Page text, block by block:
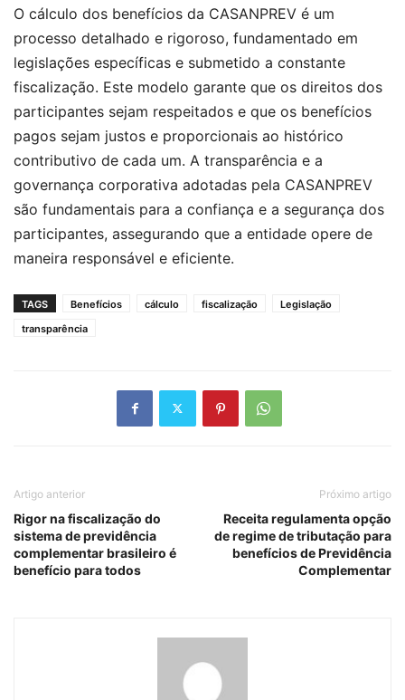
O cálculo dos benefícios da CASANPREV é um
processo detalhado e rigoroso, fundamentado em
legislações específicas e submetido a constante
fiscalização. Este modelo garante que os direitos dos
participantes sejam respeitados e que os benefícios
pagos sejam justos e proporcionais ao histórico
contributivo de cada um. A transparência e a
governança corporativa adotadas pela CASANPREV
são fundamentais para a confiança e a segurança dos
participantes, assegurando que a entidade opere de
maneira responsável e eficiente.
TAGS Benefícios cálculo fiscalização
Legislação
transparência
Artigo anterior
Rigor na fiscalização do
sistema de previdência
complementar brasileiro é
benefício para todos
Próximo artigo
Receita regulamenta opção
de regime de tributação para
benefícios de Previdência
Complementar